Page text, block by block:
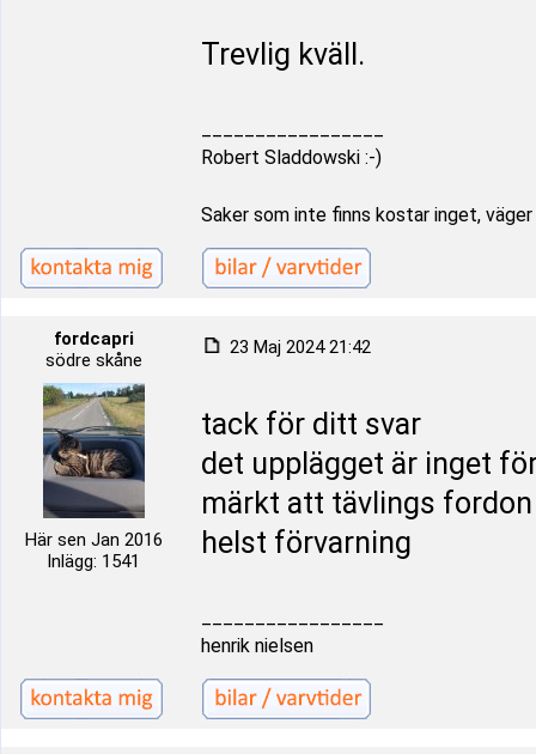
Trevlig kväll.
Robert Sladdowski :-)
Saker som inte finns kostar inget,
fordcapri
södre skåne
Här sen Jan 2016
Inlägg: 1541
23 Maj 2024 21:42
tack för ditt svar
det upplägget är inget
märkt att tävlings
helst förvarning
henrik nielsen